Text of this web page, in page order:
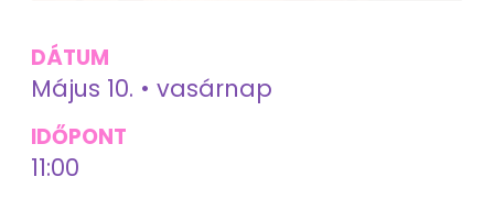
DÁTUM
Május 10. • vasárnap
IDŐPONT
11:00